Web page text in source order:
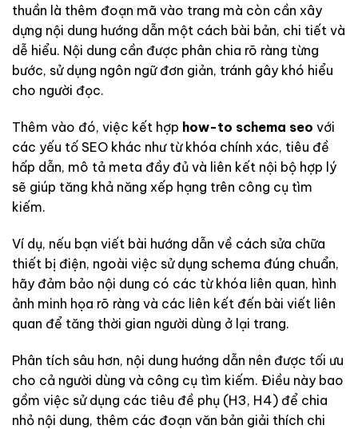
thuần là thêm đoạn mã vào trang mà còn cần xây
dựng nội dung hướng dẫn một cách bài bản, chi tiết và
dễ hiểu. Nội dung cần được phân chia rõ ràng từng
bước, sử dụng ngôn ngữ đơn giản, tránh gây khó hiểu
cho người đọc.
Thêm vào đó, việc kết hợp how-to schema seo với
các yếu tố SEO khác như từ khóa chính xác, tiêu đề
hấp dẫn, mô tả meta đầy đủ và liên kết nội bộ hợp lý
sẽ giúp tăng khả năng xếp hạng trên công cụ tìm
kiếm.
Ví dụ, nếu bạn viết bài hướng dẫn về cách sửa chữa
thiết bị điện, ngoài việc sử dụng schema đúng chuẩn,
hãy đảm bảo nội dung có các từ khóa liên quan, hình
ảnh minh họa rõ ràng và các liên kết đến bài viết liên
quan để tăng thời gian người dùng ở lại trang.
Phân tích sâu hơn, nội dung hướng dẫn nên được tối ưu
cho cả người dùng và công cụ tìm kiếm. Điều này bao
gồm việc sử dụng các tiêu đề phụ (H3, H4) để chia
nhỏ nội dung, thêm các đoạn văn bản giải thích chi